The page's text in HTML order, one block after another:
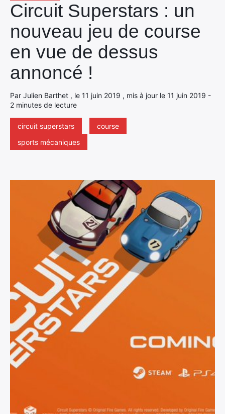
Circuit Superstars : un
nouveau jeu de course
en vue de dessus
annoncé !
Par Julien Barthet , le 11 juin 2019 , mis à jour le 11 juin 2019 -
2 minutes de lecture
circuit superstars
course
sports mécaniques